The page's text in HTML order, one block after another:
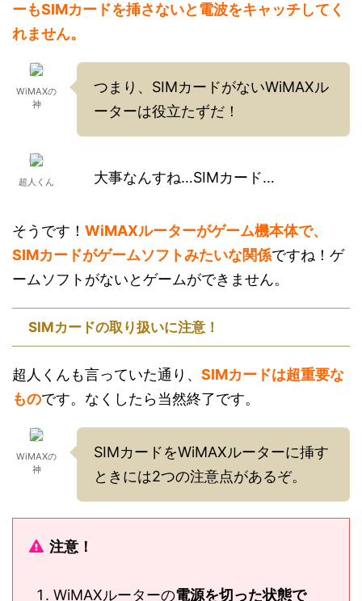
ーもSIMカードを挿さないと電波をキャッチしてく
れません。
WiMAXの
神
つまり、SIMカードがないWiMAXル
ーターは役立たずだ！
超人くん 大事なんすね…SIMカード…
そうです！ WiMAXルーターがゲーム機本体で、
SIMカードがゲームソフトみたいな関係ですね！ゲ
ームソフトがないとゲームができません。
SIMカードの取り扱いに注意！
超人くんも言っていた通り、 SIMカードは超重要な
ものです。なくしたら当然終了です。
WiMAXの
神
SIMカードをWiMAXルーターに挿す
ときには2つの注意点があるぞ。
注意！
WiMAXルーターの電源を切った状態で